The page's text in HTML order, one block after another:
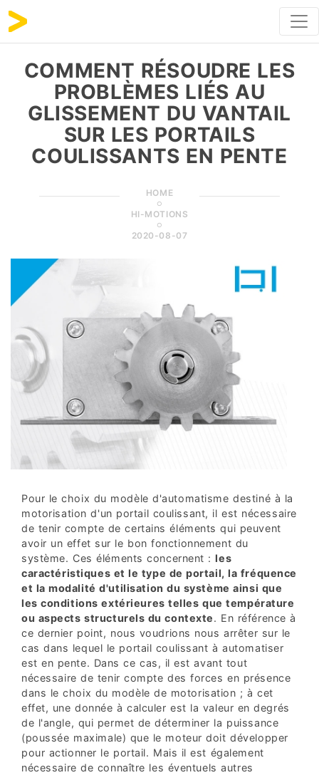
COMMENT RÉSOUDRE LES
PROBLÈMES LIÉS AU
GLISSEMENT DU VANTAIL
SUR LES PORTAILS
COULISSANTS EN PENTE
HOME
HI-MOTIONS
2020-08-07
Pour le choix du modèle d'automatisme destiné à la
motorisation d'un portail coulissant, il est nécessaire
de tenir compte de certains éléments qui peuvent
avoir un effet sur le bon fonctionnement du
système. Ces éléments concernent :les
caractéristiques et le type de portail, la fréquence
et la modalité d'utilisation du système ainsi que
les conditions extérieures telles que température
ou aspects structurels du contexte. En référence à
ce dernier point, nous voudrions nous arrêter sur le
cas dans lequel le portail coulissant à automatiser
est en pente. Dans ce cas, il est avant tout
nécessaire de tenir compte des forces en présence
dans le choix du modèle de motorisation ; à cet
effet, une donnée à calculer est la valeur en degrés
de l'angle, qui permet de déterminer la puissance
(poussée maximale) que le moteur doit développer
pour actionner le portail. Mais il est également
nécessaire de connaître les éventuels autres